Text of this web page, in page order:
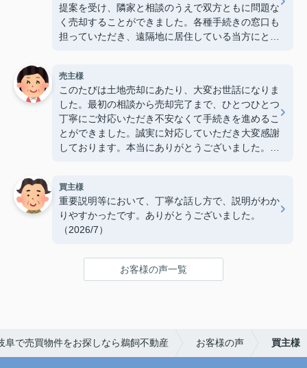
提案を受け、隣家と相談のうえで双方ともに問題な
く売却することができました。各種手続きの窓口も
担っていただき、遠隔地に居住している当方にとっ
売主様
このたびは土地売却にあたり、大変お世話になりま
した。最初の相談から売却完了まで、ひとつひとつ
丁寧にご対応いただき不安なくて手続きを進めるこ
とができました。誠実に対応していただき大変感謝
しております。本当にありがとうございました。
買主様
重要説明等において、丁寧な話し方で、説明がわか
りやすかったです。ありがとうございました。
（2026/7）
お客様の声一覧
阜で売買物件をお探しなら鵜飼不動産 お客様の声 買主様